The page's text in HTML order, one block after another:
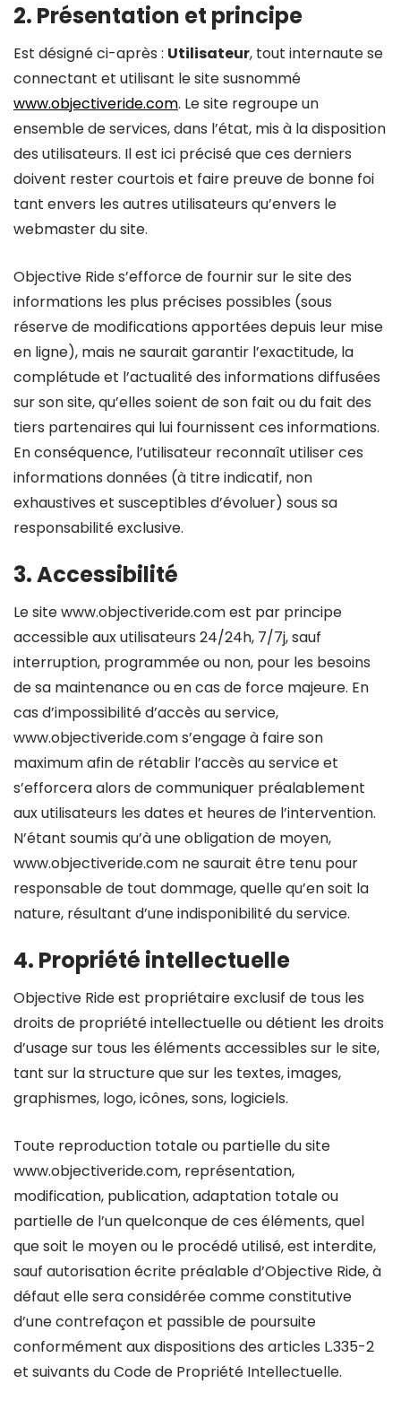
2. Présentation et principe
Est désigné ci-après : Utilisateur, tout internaute se
connectant et utilisant le site susnommé
www.objectiveride.com. Le site regroupe un
ensemble de services, dans l’état, mis à la disposition
des utilisateurs. Il est ici précisé que ces derniers
doivent rester courtois et faire preuve de bonne foi
tant envers les autres utilisateurs qu’envers le
webmaster du site.
Objective Ride s’efforce de fournir sur le site des
informations les plus précises possibles (sous
réserve de modifications apportées depuis leur mise
en ligne), mais ne saurait garantir l’exactitude, la
complétude et l’actualité des informations diffusées
sur son site, qu’elles soient de son fait ou du fait des
tiers partenaires qui lui fournissent ces informations.
En conséquence, l’utilisateur reconnaît utiliser ces
informations données (à titre indicatif, non
exhaustives et susceptibles d’évoluer) sous sa
responsabilité exclusive.
3. Accessibilité
Le site www.objectiveride.com est par principe
accessible aux utilisateurs 24/24h, 7/7j, sauf
interruption, programmée ou non, pour les besoins
de sa maintenance ou en cas de force majeure. En
cas d’impossibilité d’accès au service,
www.objectiveride.com s’engage à faire son
maximum afin de rétablir l’accès au service et
s’efforcera alors de communiquer préalablement
aux utilisateurs les dates et heures de l’intervention.
N’étant soumis qu’à une obligation de moyen,
www.objectiveride.com ne saurait être tenu pour
responsable de tout dommage, quelle qu’en soit la
nature, résultant d’une indisponibilité du service.
4. Propriété intellectuelle
Objective Ride est propriétaire exclusif de tous les
droits de propriété intellectuelle ou détient les droits
d’usage sur tous les éléments accessibles sur le site,
tant sur la structure que sur les textes, images,
graphismes, logo, icônes, sons, logiciels.
Toute reproduction totale ou partielle du site
www.objectiveride.com, représentation,
modification, publication, adaptation totale ou
partielle de l’un quelconque de ces éléments, quel
que soit le moyen ou le procédé utilisé, est interdite,
sauf autorisation écrite préalable d’Objective Ride, à
défaut elle sera considérée comme constitutive
d’une contrefaçon et passible de poursuite
conformément aux dispositions des articles L.335-2
et suivants du Code de Propriété Intellectuelle.